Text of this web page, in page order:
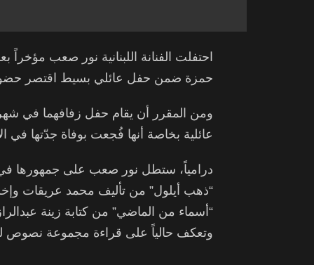
احتفلت الفنانة اللبنانية نور صعب
حمزة ضمن حفل عائلي بسيط اقتصر حضوره
ومن المقرر أن يقام حفل زفافهما في
عائلية بخاصة أنها فُجعت بوفاة جدّتها في
درامياً، ستطل نور صعب على جمهورها
“ذهب أيلول” من تأليف محمد عريقات
“أسماء من الماضي” من كتابة زينة
وتعكف حالياً على قراءة مجموعة نصوص